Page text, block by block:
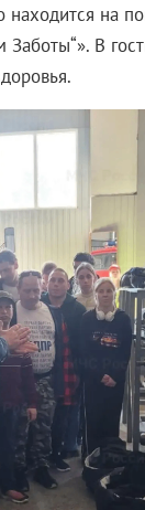
находится на
В